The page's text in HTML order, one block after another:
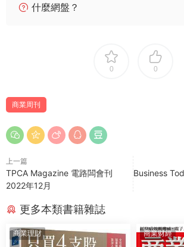
什麼網盤？
0 0
商業周刊
上一篇
TPCA Magazine 電路闆會刊
2022年12月
Business
更多本類書籍雜誌
商業理財 商業财經